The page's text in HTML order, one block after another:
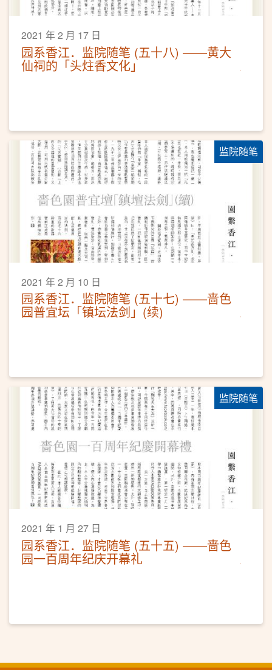
2021 年 2 月 17 日
园系香江．监院随笔 (五十八) ——黄大
仙祠的「头炷香文化」
监院随笔
2021 年 2 月 10 日
园系香江．监院随笔 (五十七) ——啬色
园普宜坛「镇坛法剑」(续)
监院随笔
2021 年 1 月 27 日
园系香江．监院随笔 (五十五) ——啬色
园一百周年纪庆开幕礼